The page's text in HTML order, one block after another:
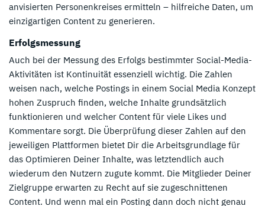
anvisierten Personenkreises ermitteln – hilfreiche Daten, um
einzigartigen Content zu generieren.
Erfolgsmessung
Auch bei der Messung des Erfolgs bestimmter Social-Media-
Aktivitäten ist Kontinuität essenziell wichtig. Die Zahlen
weisen nach, welche Postings in einem Social Media Konzept
hohen Zuspruch finden, welche Inhalte grundsätzlich
funktionieren und welcher Content für viele Likes und
Kommentare sorgt. Die Überprüfung dieser Zahlen auf den
jeweiligen Plattformen bietet Dir die Arbeitsgrundlage für
das Optimieren Deiner Inhalte, was letztendlich auch
wiederum den Nutzern zugute kommt. Die Mitglieder Deiner
Zielgruppe erwarten zu Recht auf sie zugeschnittenen
Content. Und wenn mal ein Posting dann doch nicht genau